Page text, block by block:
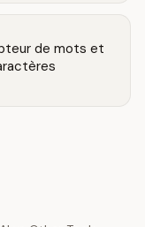
de mots et